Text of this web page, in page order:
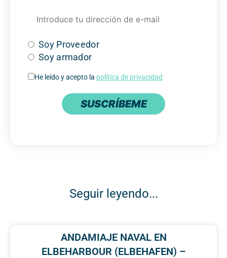
Soy Proveedor
Soy armador
He leído y acepto la política de privacidad
SUSCRÍBEME
Seguir leyendo...
ANDAMIAJE NAVAL EN
ELBEHARBOUR (ELBEHAFEN) –